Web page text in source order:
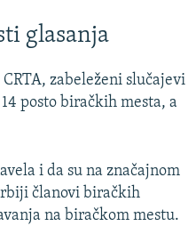
glasanja
zabeleženi slučajevi
posto biračkih mesta, a
i da su na značajnom
članovi biračkih
na biračkom mestu.